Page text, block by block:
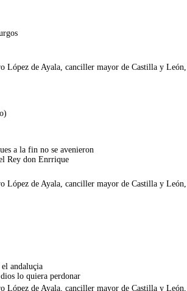
de Ayala, canciller mayor de Castilla y
a la fin no se avenieron
Rey don Enrrique
de Ayala, canciller mayor de Castilla y
andaluçia
lo quiera perdonar
de Ayala, canciller mayor de Castilla y